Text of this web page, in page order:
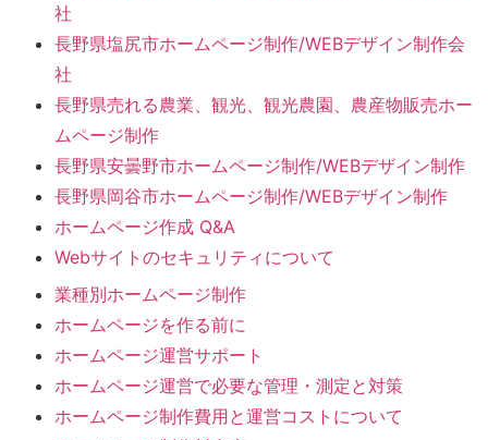
社
長野県塩尻市ホームページ制作/WEBデザイン制作会
社
長野県売れる農業、観光、観光農園、農産物販売ホー
ムページ制作
長野県安曇野市ホームページ制作/WEBデザイン制作
長野県岡谷市ホームページ制作/WEBデザイン制作
ホームページ作成 Q&A
Webサイトのセキュリティについて
業種別ホームページ制作
ホームページを作る前に
ホームページ運営サポート
ホームページ運営で必要な管理・測定と対策
ホームページ制作費用と運営コストについて